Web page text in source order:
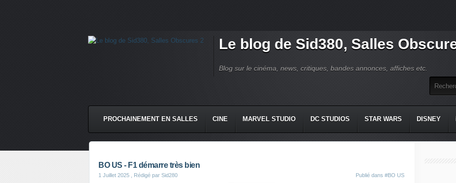
Le blog de Sid380, Salles
Blog sur le cinéma, news, critiques, bandes annonces, affiches etc.
PROCHAINEMENT EN SALLES CINE MARVEL STUDIO DC STUDIOS STAR WARS DISNEY
BO US - F1 démarre très bien
1 Juillet 2025 , Rédigé par Sid280 Publié dans #BO US